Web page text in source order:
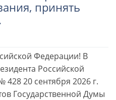
принять
Федерации! В
Российской
20 сентября 2026 г.
Государственной Думы